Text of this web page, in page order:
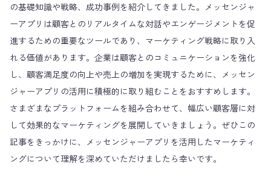
の基礎知識や戦略、成功事例を紹介してきました。メッセンジャ
ーアプリは顧客とのリアルタイムな対話やエンゲージメントを促
進するための重要なツールであり、マーケティング戦略に取り入
れる価値があります。企業は顧客とのコミュニケーションを強化
し、顧客満足度の向上や売上の増加を実現するために、メッセン
ジャーアプリの活用に積極的に取り組むことをおすすめします。
さまざまなプラットフォームを組み合わせて、幅広い顧客層に対
して効果的なマーケティングを展開していきましょう。ぜひこの
記事をきっかけに、メッセンジャーアプリを活用したマーケティ
ングについて理解を深めていただけましたら幸いです。